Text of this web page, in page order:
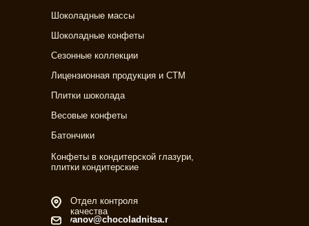
Шоколадные массы
Шоколадные конфеты
Сезонные коллекции
Лицензионная продукция и СТМ
Плитки шоколада
Весовые конфеты
Батончики
Конфеты в кондитерской глазури,
плитки кондитерские
ivanov@chocoladnitsa.ru
Отдел контроля
качества